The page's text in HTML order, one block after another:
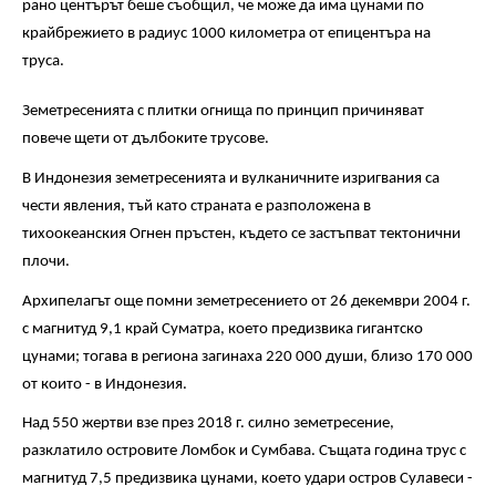
рано центърът беше съобщил, че може да има цунами по
крайбрежието в радиус 1000 километра от епицентъра на
труса.
Земетресенията с плитки огнища по принцип причиняват
повече щети от дълбоките трусове.
В Индонезия земетресенията и вулканичните изригвания са
чести явления, тъй като страната е разположена в
тихоокеанския Огнен пръстен, където се застъпват тектонични
плочи.
Архипелагът още помни земетресението от 26 декември 2004 г.
с магнитуд 9,1 край Суматра, което предизвика гигантско
цунами; тогава в региона загинаха 220 000 души, близо 170 000
от които - в Индонезия.
Над 550 жертви взе през 2018 г. силно земетресение,
разклатило островите Ломбок и Сумбава. Същата година трус с
магнитуд 7,5 предизвика цунами, което удари остров Сулавеси -